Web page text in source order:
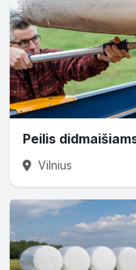
Vilnius